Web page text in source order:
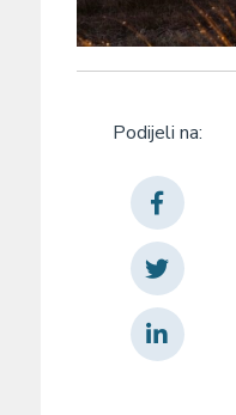
Podijeli na: